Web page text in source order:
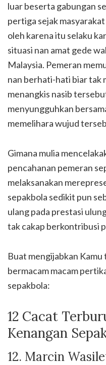
luar beserta gabungan
pertiga sejak
oleh karena itu selaku
situasi nan amat gede
Malaysia. Pemeran
nan berhati-hati biar tak
menangkis nasib
menyungguhkan
memelihara wujud
Gimana mulia
pencahanan pemeran
melaksanakan
sepakbola sedikit pun
ulang pada prestasi
tak cakap berkontribusi
Buat mengijabkan Kamu
bermacam macam
sepakbola:
12 Cacat
Kenangan
12. Marcin